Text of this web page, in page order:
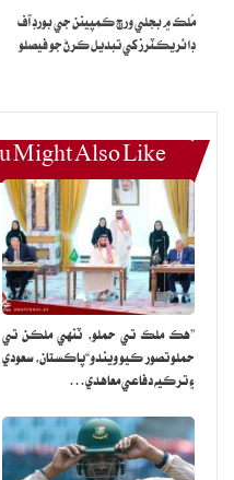
ذريعن جو چوڻ آهي ته عمران
آهي پر پي ٽي آءِ چيئرمين
ڪڪڙ ڏنو ويو آهي جنهن تي اٺ
اڪائونٽ مان ڪٽيا ويا آهن.
مُلڪ ۾ بجلي ورڇ ڪمپينن جي بورڊ آف
ڊائريڪٽرز کي تبديل ڪرڻ جو فيصلو
Might Also Like
”هڪ ملڪ تي حملو، ٽنهي ملڪن تي
حملو تصور ڪيو ويندو“پاڪستان، سعودي
۽ ترڪيه دفاعي معاهدي…